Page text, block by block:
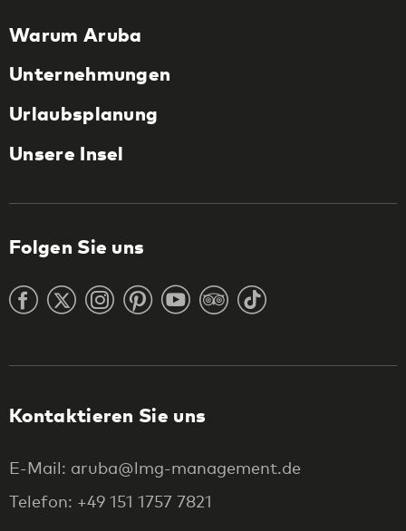
Warum Aruba
Unternehmungen
Urlaubsplanung
Unsere Insel
Folgen Sie uns
Kontaktieren Sie uns
E-Mail: aruba@lmg-management.de
Telefon: +49 151 1757 7821